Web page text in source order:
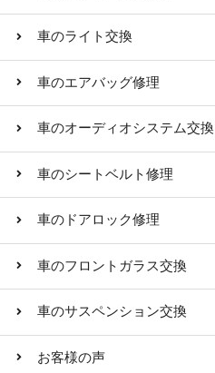
車のライト交換
車のエアバッグ修理
車のオーディオシステム交換
車のシートベルト修理
車のドアロック修理
車のフロントガラス交換
車のサスペンション交換
お客様の声